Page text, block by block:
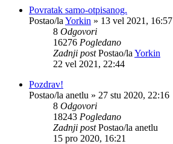
Povratak samo-otpisanog.
Postao/la Yorkin » 13 vel 2021, 16:57
8 Odgovori
16276 Pogledano
Zadnji postPostao/la Yorkin
22 vel 2021, 22:44
Pozdrav!
Postao/la anetlu » 27 stu 2020, 22:16
8 Odgovori
18243 Pogledano
Zadnji postPostao/la anetlu
15 pro 2020, 16:21